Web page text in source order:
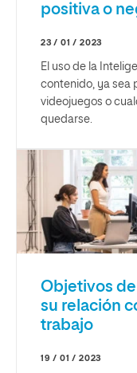
positiva o
23 / 01 / 2023
El uso de la
contenido, ya sea
videojuegos o
quedarse.
Objetivos
su relación
trabajo
19 / 01 / 2023